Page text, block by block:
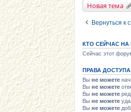
Новая тема
Вернуться к
КТО СЕЙЧАС
Сейчас этот
ПРАВА ДОСТУПА
Вы не можете
Вы не можете
Вы не можете
Вы не можете
Вы не можете